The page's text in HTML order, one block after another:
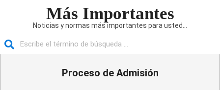
Más Importantes
Noticias y normas más importantes para usted...
Proceso de Admisión